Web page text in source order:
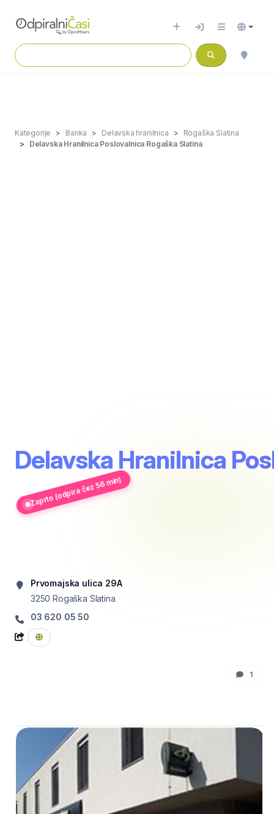
Kategorije Banka Delavska hranilnica
Rogaška Slatina
Delavska Hranilnica Poslovalnica Rogaška Slatina
Delavska Hranilnica
Zaprto (odpira čez 56 min)
Prvomajska ulica 29A
3250 Rogaška Slatina
03 620 05 50
1